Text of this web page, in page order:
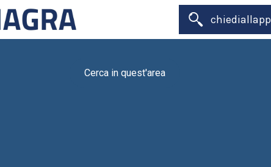
chiediallapp
Cerca in quest'area